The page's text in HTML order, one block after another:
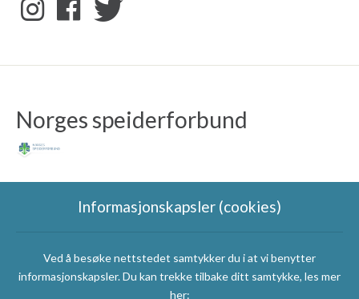
Norges speiderforbund
Speidergruppas
Informasjonskapsler (cookies)
Ved å besøke nettstedet samtykker du i at vi benytter
informasjonskapsler. Du kan trekke tilbake ditt samtykke, les mer
her: